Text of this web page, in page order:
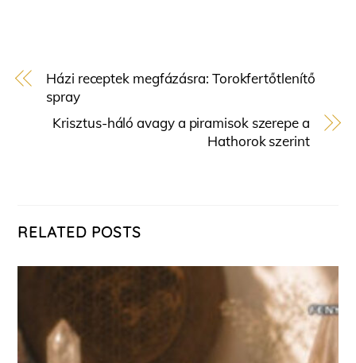
Házi receptek megfázásra: Torokfertőtlenítő
spray
Krisztus-háló avagy a piramisok szerepe a
Hathorok szerint
RELATED POSTS